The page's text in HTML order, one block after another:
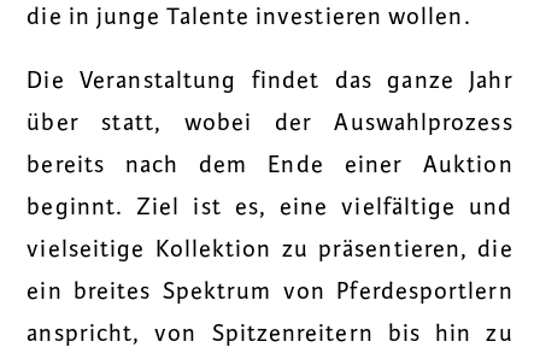
die in junge Talente investieren wollen.
Die Veranstaltung findet das ganze Jahr
über statt, wobei der Auswahlprozess
bereits nach dem Ende einer Auktion
beginnt. Ziel ist es, eine vielfältige und
vielseitige Kollektion zu präsentieren, die
ein breites Spektrum von Pferdesportlern
anspricht, von Spitzenreitern bis hin zu